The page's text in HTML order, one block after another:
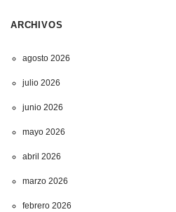
ARCHIVOS
agosto 2026
julio 2026
junio 2026
mayo 2026
abril 2026
marzo 2026
febrero 2026